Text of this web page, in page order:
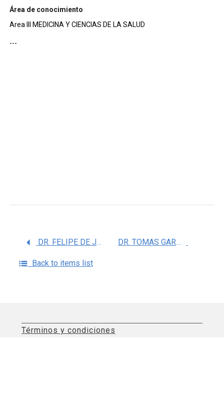
Área de conocimiento
Area III MEDICINA Y CIENCIAS DE LA SALUD
---
DR. FELIPE DE JESUS COLON GONZALEZ DR. TOMAS GARZON MUVDI
Back to items list
Términos y condiciones